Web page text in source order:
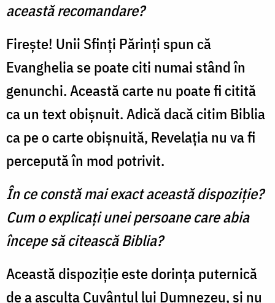
această recomandare?
Firește! Unii Sfinţi Părinți spun că
Evanghelia se poate citi numai stând în
genunchi. Această carte nu poate fi citită
ca un text obişnuit. Adică dacă citim Biblia
ca pe o carte obișnuită, Revelaţia nu va fi
percepută în mod potrivit.
În ce constă mai exact această dispoziţie?
Cum o explicaţi unei persoane care abia
începe să citească Biblia?
Această dispoziţie este dorința puternică
de a asculta Cuvântul lui Dumnezeu, și nu